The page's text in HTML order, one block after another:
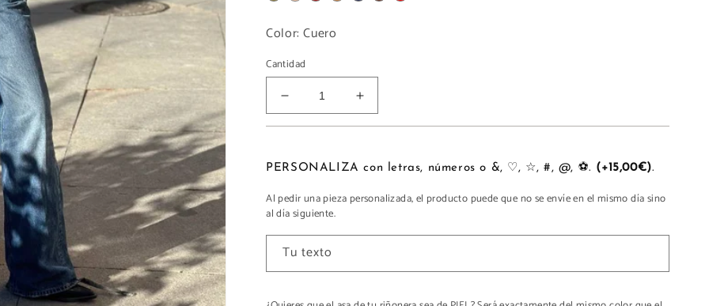
Color:Cuero
Cantidad
Reducir
cantidad
Aumentar
cantidad
PERSONALIZA con letras, números o &, ♡, ☆, #, @, ⚽. (+15,00€).
Al pedir una pieza personalizada, el producto puede que no se envíe en el mismo día sino
al día siguiente.
Tu texto